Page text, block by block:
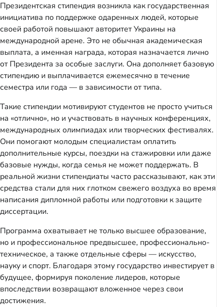
Президентская стипендия возникла как государственная
инициатива по поддержке одаренных людей, которые
своей работой повышают авторитет Украины на
международной арене. Это не обычная академическая
выплата, а именная награда, которая назначается лично
от Президента за особые заслуги. Она дополняет базовую
стипендию и выплачивается ежемесячно в течение
семестра или года — в зависимости от типа.
Такие стипендии мотивируют студентов не просто учиться
на «отлично», но и участвовать в научных конференциях,
международных олимпиадах или творческих фестивалях.
Они помогают молодым специалистам оплатить
дополнительные курсы, поездки на стажировки или даже
базовые нужды, когда семья не может поддержать. В
реальной жизни стипендиаты часто рассказывают, как эти
средства стали для них глотком свежего воздуха во время
написания дипломной работы или подготовки к защите
диссертации.
Программа охватывает не только высшее образование,
но и профессиональное предвысшее, профессионально-
техническое, а также отдельные сферы — искусство,
науку и спорт. Благодаря этому государство инвестирует в
будущее, формируя поколение лидеров, которые
впоследствии возвращают вложенное через свои
достижения.